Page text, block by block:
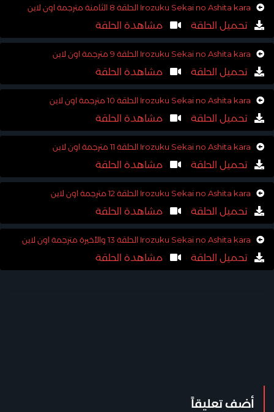
Irozuku Sekai no Ashita kara الحلقة 8 الثامنة مترجمة اون لاين
تحميل الحلقة مشاهدة الحلقة
Irozuku Sekai no Ashita kara الحلقة 9 مترجمة اون لاين
تحميل الحلقة مشاهدة الحلقة
Irozuku Sekai no Ashita kara الحلقة 10 مترجمة اون لاين
تحميل الحلقة مشاهدة الحلقة
Irozuku Sekai no Ashita kara الحلقة 11 مترجمة اون لاين
تحميل الحلقة مشاهدة الحلقة
Irozuku Sekai no Ashita kara الحلقة 12 مترجمة اون لاين
تحميل الحلقة مشاهدة الحلقة
Irozuku Sekai no Ashita kara الحلقة 13 والأخيرة مترجمة اون لاين
تحميل الحلقة مشاهدة الحلقة
أضف تعليقاً